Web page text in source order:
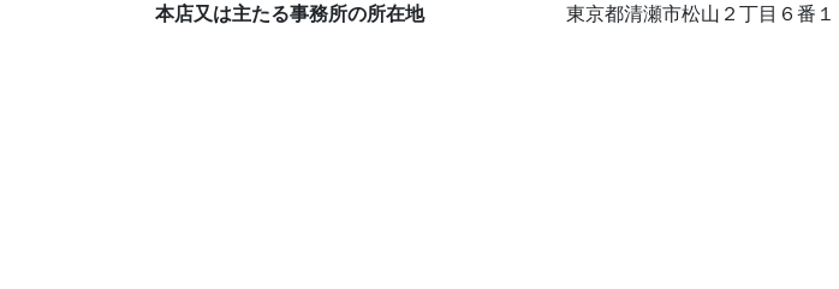
本店又は主たる事務所の所在地 東京都清瀬市松山２丁目６番